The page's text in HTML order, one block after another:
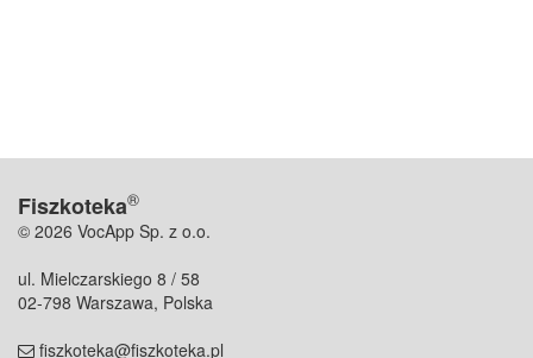
Fiszkoteka®
© 2026 VocApp Sp. z o.o.
ul. Mielczarskiego 8 / 58
02-798 Warszawa, Polska
fiszkoteka@fiszkoteka.pl